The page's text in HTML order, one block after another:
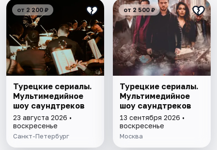
от 2 200 ₽
Турецкие сериалы.
Мультимедийное
шоу саундтреков
23 августа 2026 •
воскресенье
Санкт-Петербург
от 2 500 ₽
Турецкие сериалы.
Мультимедийное
шоу саундтреков
13 сентября 2026 •
воскресенье
Москва